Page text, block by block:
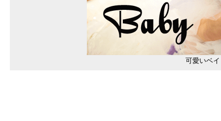
可愛いベ